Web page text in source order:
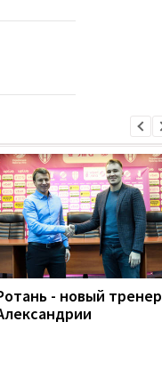
- новый тренер